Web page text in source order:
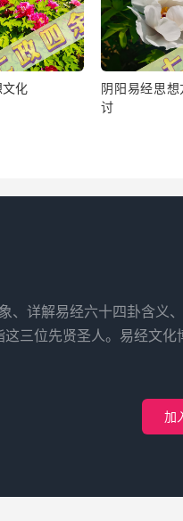
化
阴阳易经思
讨
、详解易经六十四卦含义
这三位先贤圣人。易经文
加